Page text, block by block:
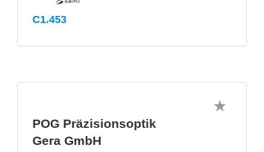
C1.453
POG Präzisionsoptik
Gera GmbH